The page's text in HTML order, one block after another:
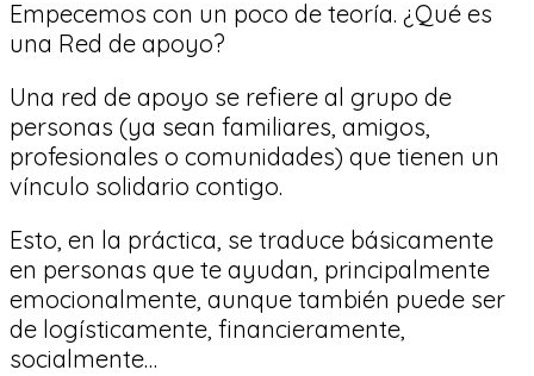
Empecemos con un poco de teoría. ¿Qué es
una Red de apoyo?
Una red de apoyo se refiere al grupo de
personas (ya sean familiares, amigos,
profesionales o comunidades) que tienen un
vínculo solidario contigo.
Esto, en la práctica, se traduce básicamente
en personas que te ayudan, principalmente
emocionalmente, aunque también puede ser
de logísticamente, financieramente,
socialmente…